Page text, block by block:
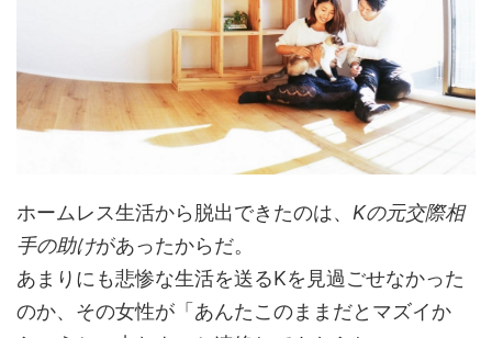
ホームレス生活から脱出できたのは、 Kの元交際相
手の助けがあったからだ。
あまりにも悲惨な生活を送るKを見過ごせなかった
のか、その女性が「あんたこのままだとマズイか